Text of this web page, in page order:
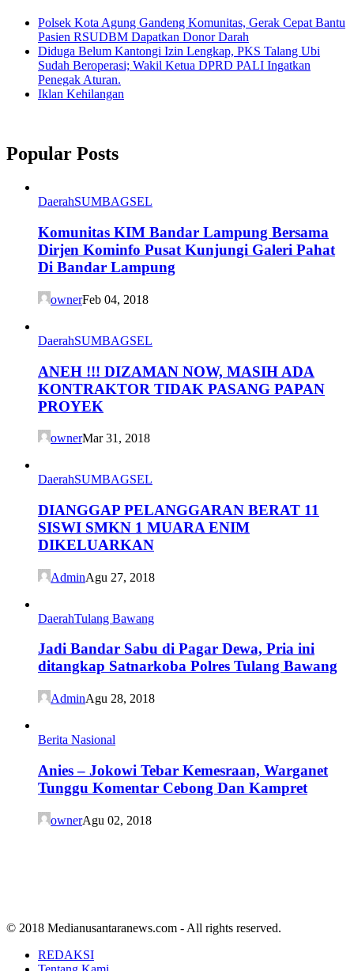
Polsek Kota Agung Gandeng Komunitas, Gerak Cepat Bantu
Pasien RSUDBM Dapatkan Donor Darah
Diduga Belum Kantongi Izin Lengkap, PKS Talang Ubi
Sudah Beroperasi; Wakil Ketua DPRD PALI Ingatkan
Penegak Aturan.
Iklan Kehilangan
Popular Posts
DaerahSUMBAGSEL
Komunitas KIM Bandar Lampung Bersama
Dirjen Kominfo Pusat Kunjungi Galeri Pahat
Di Bandar Lampung
ownerFeb 04, 2018
DaerahSUMBAGSEL
ANEH !!! DIZAMAN NOW, MASIH ADA
KONTRAKTOR TIDAK PASANG PAPAN
PROYEK
ownerMar 31, 2018
DaerahSUMBAGSEL
DIANGGAP PELANGGARAN BERAT 11
SISWI SMKN 1 MUARA ENIM
DIKELUARKAN
AdminAgu 27, 2018
DaerahTulang Bawang
Jadi Bandar Sabu di Pagar Dewa, Pria ini
ditangkap Satnarkoba Polres Tulang Bawang
AdminAgu 28, 2018
Berita Nasional
Anies – Jokowi Tebar Kemesraan, Warganet
Tunggu Komentar Cebong Dan Kampret
ownerAgu 02, 2018
© 2018 Medianusantaranews.com - All rights reserved.
REDAKSI